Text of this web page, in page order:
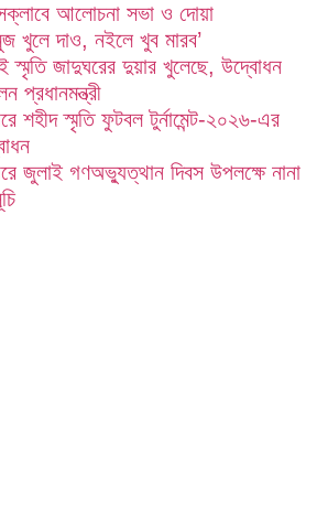
আলোচনা সভা ও দোয়া
খুলে দাও, নইলে খুব মারব’
স্মৃতি জাদুঘরের দুয়ার খুলেছে, উদ্বোধন
প্রধানমন্ত্রী
শহীদ স্মৃতি ফুটবল টুর্নামেন্ট-২০২৬-এর
জুলাই গণঅভ্যুত্থান দিবস উপলক্ষে নানা